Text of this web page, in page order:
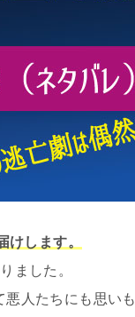
します。
ました。
人たちにも思い